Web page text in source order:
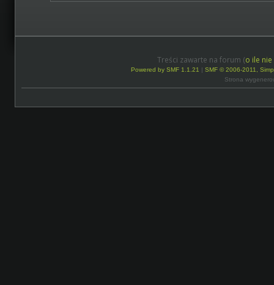
Treści zawarte na forum (o ile
Powered by SMF 1.1.21 | SMF © 2006-2011,
Strona